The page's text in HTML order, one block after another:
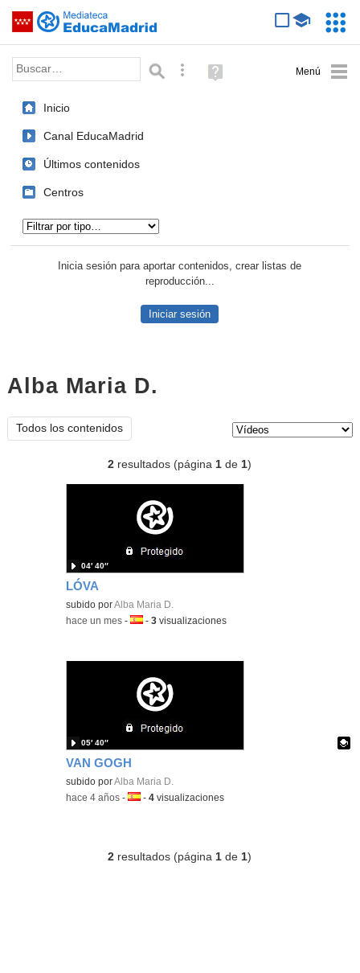
Saltar navegación
Palabra o frase: Búsqueda avanzada
Ayuda
(en
Inicio
Canal EducaMadrid
Últimos contenidos
Centros
Inicia sesión para aportar contenidos, crear listas de
reproducción...
Iniciar sesión
Alba Maria D.
Todos los contenidos
2 resultados (página1 de1)
LÓVA
subido porAlba Maria D.
04′ 40″
-hace un mes -Idioma:
-3 visualizaciones
VAN GOGH
Contenido educativo.
subido porAlba Maria D.
05′ 40″
-hace 4 años -Idioma:
-4 visualizaciones
2 resultados (página 1 de 1)